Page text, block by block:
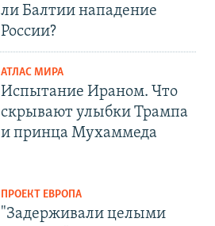
ли Балтии нападение
России?
АТЛАС МИРА
Испытание Ираном. Что
скрывают улыбки Трампа
и принца Мухаммеда
ПРОЕКТ ЕВРОПА
"Задерживали целыми